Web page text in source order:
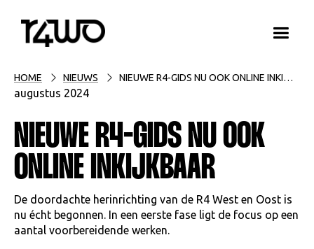
HOME NIEUWS NIEUWE R4-GIDS NU OOK ONLINE INKIJKBAAR
augustus 2024
NIEUWE R4-GIDS NU OOK
ONLINE INKIJKBAAR
De doordachte herinrichting van de R4 West en Oost is
nu écht begonnen. In een eerste fase ligt de focus op een
aantal voorbereidende werken.